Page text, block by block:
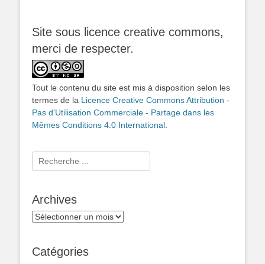
Site sous licence creative commons,
merci de respecter.
Tout le contenu du site est mis à disposition selon les
termes de la Licence Creative Commons Attribution -
Pas d’Utilisation Commerciale - Partage dans les
Mêmes Conditions 4.0 International
Rechercher :
Archives
Archives
Catégories